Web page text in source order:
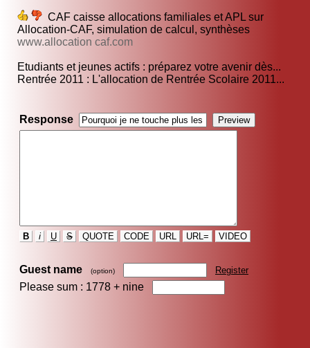
CAF caisse allocations familiales et APL sur
Allocation-CAF, simulation de calcul, synthèses
www.allocation caf.com
Etudiants et jeunes actifs : préparez votre avenir dès...
Rentrée 2011 : L'allocation de Rentrée Scolaire 2011...
Response
B i U S QUOTE CODE URL URL= VIDEO
Guest name (option) Register
Please sum : 1778 + nine